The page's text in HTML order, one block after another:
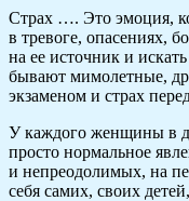
Страх …. Это эмоция,
в тревоге, опасениях,
на ее источник и
бывают мимолетные,
экзаменом и страх
У каждого женщины в
просто нормальное
и непреодолимых, на
себя самих, своих